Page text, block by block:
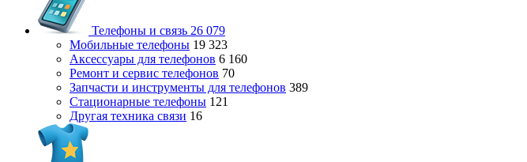
Телефоны и связь 26 079
Мобильные телефоны 19 323
Аксессуары для телефонов 6 160
Ремонт и сервис телефонов 70
Запчасти и инструменты для телефонов 389
Стационарные телефоны 121
Другая техника связи 16